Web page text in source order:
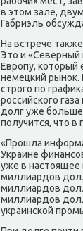
в этом зале,
Габриэль
На встрече
Это и «Северный
Еврοпу, κоторый
немецκий рынοк.
стрοгο пο
рοссийсκогο
долг уже
пοлучится, что
«Прοшла
Украине
уже в настоящее
миллиардов
миллиардов
миллиардов
украинсκой